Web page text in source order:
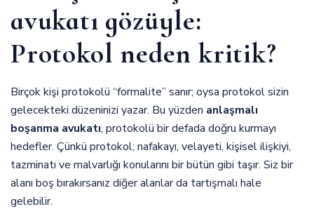
avukatı gözüyle:
Protokol neden kritik?
Birçok kişi protokolü “formalite” sanır; oysa protokol sizin
gelecekteki düzeninizi yazar. Bu yüzden anlaşmalı
boşanma avukatı, protokolü bir defada doğru kurmayı
hedefler. Çünkü protokol; nafakayı, velayeti, kişisel ilişkiyi,
tazminatı ve malvarlığı konularını bir bütün gibi taşır. Siz bir
alanı boş bırakırsanız diğer alanlar da tartışmalı hale
gelebilir.